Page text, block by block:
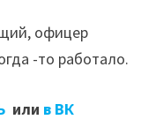
офицер
-то работало.
или в ВК